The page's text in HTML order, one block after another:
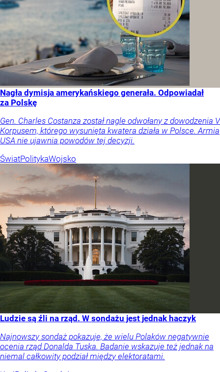
Nagła dymisja amerykańskiego generała. Odpowiadał
za Polskę
Gen. Charles Costanza został nagle odwołany z dowodzenia V
Korpusem, którego wysunięta kwatera działa w Polsce. Armia
USA nie ujawnia powodów tej decyzji.
ŚwiatPolitykaWojsko
Ludzie są źli na rząd. W sondażu jest jednak haczyk
Najnowszy sondaż pokazuje, że wielu Polaków negatywnie
ocenia rząd Donalda Tuska. Badanie wskazuje też jednak na
niemal całkowity podział między elektoratami.